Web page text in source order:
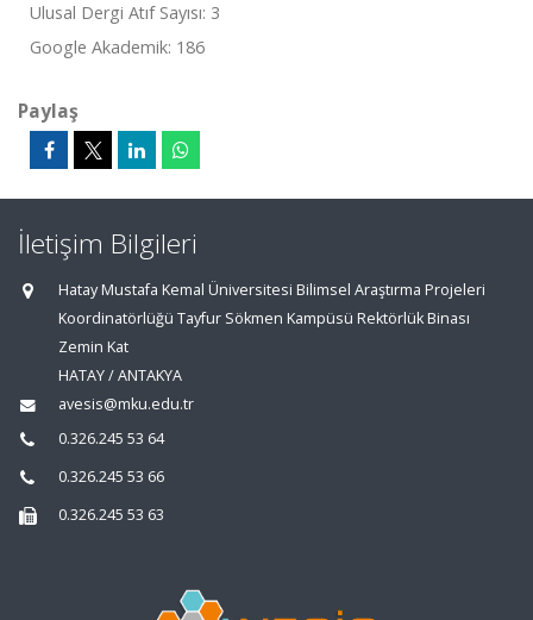
Ulusal Dergi Atıf Sayısı: 3
Google Akademik: 186
Paylaş
İletişim Bilgileri
Hatay Mustafa Kemal Üniversitesi Bilimsel Araştırma Projeleri
Koordinatörlüğü Tayfur Sökmen Kampüsü Rektörlük Binası
Zemin Kat
HATAY / ANTAKYA
avesis@mku.edu.tr
0.326.245 53 64
0.326.245 53 66
0.326.245 53 63